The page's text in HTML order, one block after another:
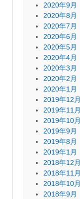
2020年9月
2020年8月
2020年7月
2020年6月
2020年5月
2020年4月
2020年3月
2020年2月
2020年1月
2019年12月
2019年11月
2019年10月
2019年9月
2019年8月
2019年1月
2018年12月
2018年11月
2018年10月
2018年9月